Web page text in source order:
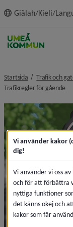
innehållet
Giälah/Kieli/
Startsida Trafik och
Trafikregler för gående
Vi använder kakor
dig!
Vi använder vi oss
och för att förbättra
nyttiga funktioner
det känns okej och
kakor som får